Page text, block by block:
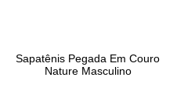
Sapatênis Pegada Em Couro
Nature Masculino